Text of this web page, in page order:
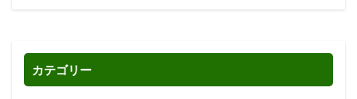
カテゴリー